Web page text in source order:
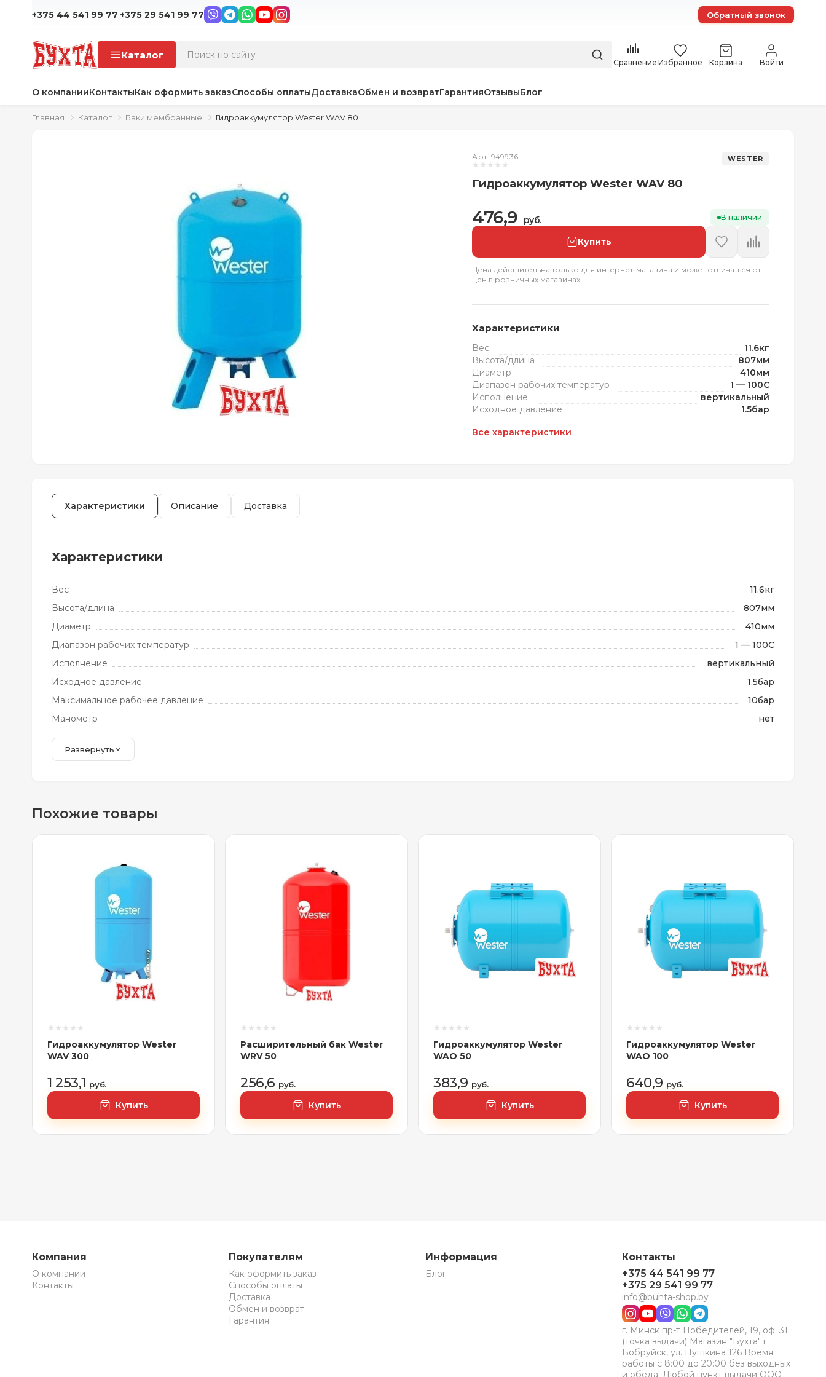
+375 44 541 99 77·+375 29 541 99 77 Обратный звонок
Каталог
Сравнение Избранное Корзина Войти
О компанииКонтактыКак оформить заказСпособы оплатыДоставкаОбмен и возвратГарантияОтзывыБлог
Главная Каталог Баки мембранные Гидроаккумулятор Wester WAV 80
Арт. 949936 WESTER
Гидроаккумулятор Wester WAV 80
476,9 руб. В наличии
Купить
Цена действительна только для интернет-магазина и может отличаться от
цен в розничных магазинах
Характеристики
Вес
11.6кг
Высота/длина
807мм
Диаметр
410мм
Диапазон рабочих температур
1 — 100C
Исполнение
вертикальный
Исходное давление
1.5бар
Все характеристики
Характеристики Описание Доставка
Характеристики
Вес
11.6кг
Высота/длина
807мм
Диаметр
410мм
Диапазон рабочих температур
1 — 100C
Исполнение
вертикальный
Исходное давление
1.5бар
Максимальное рабочее давление
10бар
Манометр
нет
Развернуть
Похожие товары
Гидроаккумулятор Wester
WAV 300
1 253,1 руб.
Купить
Расширительный бак Wester
WRV 50
256,6 руб.
Купить
Гидроаккумулятор Wester
WAO 50
383,9 руб.
Купить
Гидроаккумулятор Wester
WAO 100
640,9 руб.
Купить
Компания
О компании
Контакты
Покупателям
Как оформить заказ
Способы оплаты
Доставка
Обмен и возврат
Гарантия
Информация
Блог
Контакты
+375 44 541 99 77
+375 29 541 99 77
info@buhta-shop.by
г. Минск пр-т Победителей, 19, оф. 31
(точка выдачи) Магазин "Бухта" г.
Бобруйск, ул. Пушкина 126 Время
работы с 8:00 до 20:00 без выходных
и обеда. Любой пункт выдачи ООО